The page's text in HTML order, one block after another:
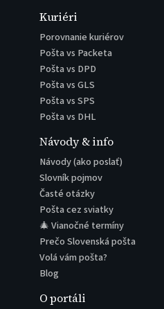
Kuriéri
Porovnanie kuriérov
Pošta vs Packeta
Pošta vs DPD
Pošta vs GLS
Pošta vs SPS
Pošta vs DHL
Návody & info
Návody (ako poslať)
Slovník pojmov
Časté otázky
Pošta cez sviatky
🎄 Vianočné termíny
Prečo Slovenská pošta
Volá vám pošta?
Blog
O portáli